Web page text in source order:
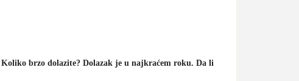
brzo dolazite? Dolazak je u najkraćem roku. Da li